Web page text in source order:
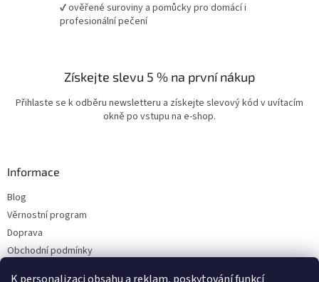
✔ ověřené suroviny a pomůcky pro domácí i
profesionální pečení
Získejte slevu 5 % na první nákup
Přihlaste se k odběru newsletteru a získejte slevový kód v uvítacím
okně po vstupu na e-shop.
Informace
Blog
Věrnostní program
Doprava
Obchodní podmínky